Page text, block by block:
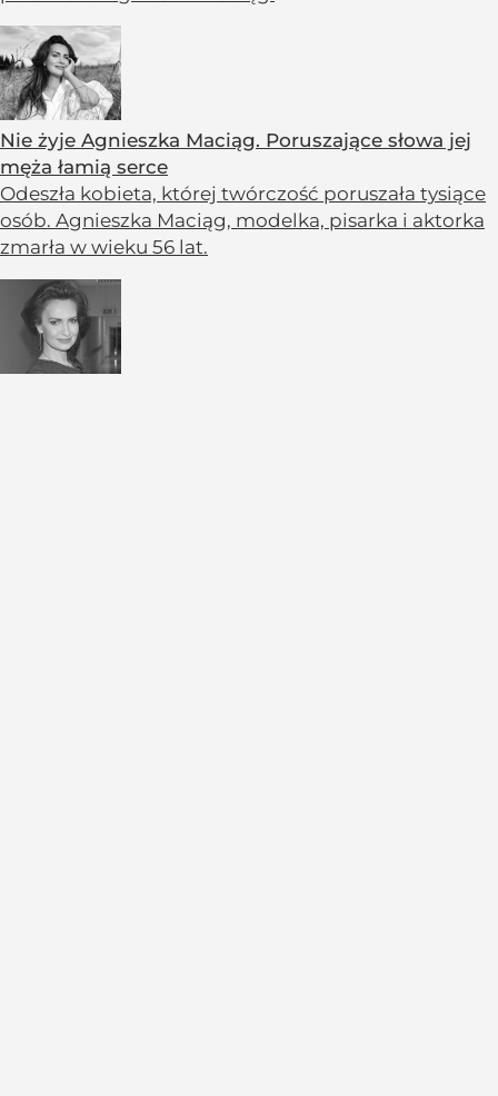
Nie żyje Agnieszka Maciąg. Poruszające słowa jej
męża łamią serce
Odeszła kobieta, której twórczość poruszała tysiące
osób. Agnieszka Maciąg, modelka, pisarka i aktorka
zmarła w wieku 56 lat.